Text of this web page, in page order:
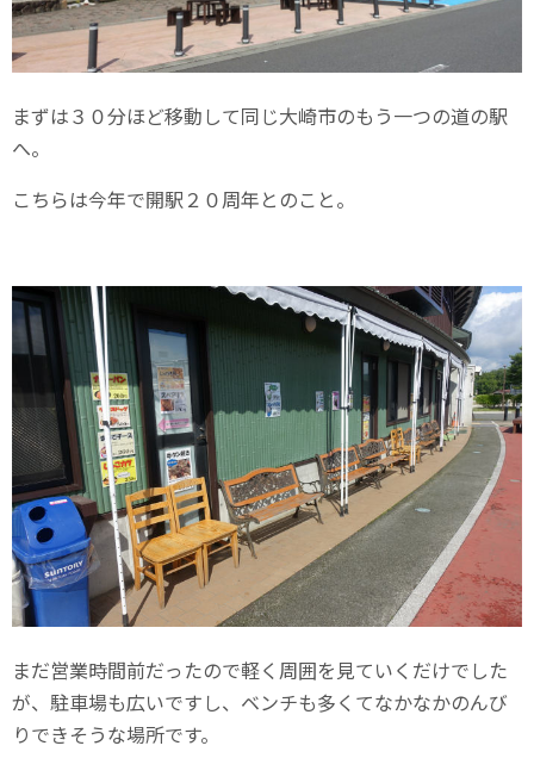
まずは３０分ほど移動して同じ大崎市のもう一つの道の駅
へ。
こちらは今年で開駅２０周年とのこと。
まだ営業時間前だったので軽く周囲を見ていくだけでした
が、駐車場も広いですし、ベンチも多くてなかなかのんび
りできそうな場所です。